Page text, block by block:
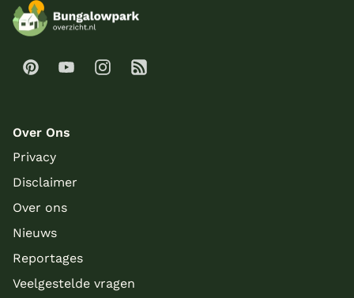
Over Ons
Privacy
Disclaimer
Over ons
Nieuws
Reportages
Veelgestelde vragen